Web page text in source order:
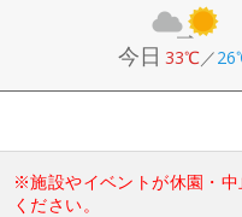
今日 33℃／
※施設やイベントが休園・
ください。